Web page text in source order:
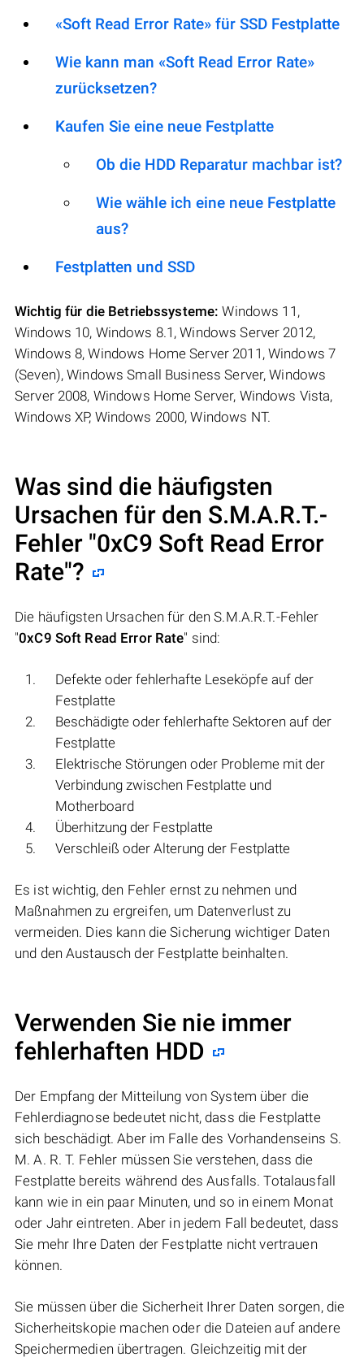
«Soft Read Error Rate» für SSD Festplatte
Wie kann man «Soft Read Error Rate»
zurücksetzen?
Kaufen Sie eine neue Festplatte
Ob die HDD Reparatur machbar ist?
Wie wähle ich eine neue Festplatte
aus?
Festplatten und SSD
Wichtig für die Betriebssysteme: Windows 11,
Windows 10, Windows 8.1, Windows Server 2012,
Windows 8, Windows Home Server 2011, Windows 7
(Seven), Windows Small Business Server, Windows
Server 2008, Windows Home Server, Windows Vista,
Windows XP, Windows 2000, Windows NT.
Was sind die häufigsten
Ursachen für den S.M.A.R.T.-
Fehler "0xC9 Soft Read Error
Rate"?
Die häufigsten Ursachen für den S.M.A.R.T.-Fehler
"0xC9 Soft Read Error Rate" sind:
Defekte oder fehlerhafte Leseköpfe auf der
Festplatte
Beschädigte oder fehlerhafte Sektoren auf der
Festplatte
Elektrische Störungen oder Probleme mit der
Verbindung zwischen Festplatte und
Motherboard
Überhitzung der Festplatte
Verschleiß oder Alterung der Festplatte
Es ist wichtig, den Fehler ernst zu nehmen und
Maßnahmen zu ergreifen, um Datenverlust zu
vermeiden. Dies kann die Sicherung wichtiger Daten
und den Austausch der Festplatte beinhalten.
Verwenden Sie nie immer
fehlerhaften HDD
Der Empfang der Mitteilung von System über die
Fehlerdiagnose bedeutet nicht, dass die Festplatte
sich beschädigt. Aber im Falle des Vorhandenseins S.
M. A. R. T. Fehler müssen Sie verstehen, dass die
Festplatte bereits während des Ausfalls. Totalausfall
kann wie in ein paar Minuten, und so in einem Monat
oder Jahr eintreten. Aber in jedem Fall bedeutet, dass
Sie mehr Ihre Daten der Festplatte nicht vertrauen
können.
Sie müssen über die Sicherheit Ihrer Daten sorgen, die
Sicherheitskopie machen oder die Dateien auf andere
Speichermedien übertragen. Gleichzeitig mit der